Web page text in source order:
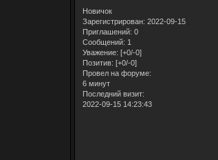
Новичок
Зарегистрирован: 2022-09-15
Приглашений: 0
Сообщений: 1
Уважение: [+0/-0]
Позитив: [+0/-0]
Провел на форуме:
6 минут
Последний визит:
2022-09-15 14:23:43